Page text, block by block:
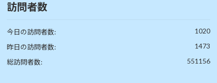
訪問者数
1020
今日の訪問者数:
1473
昨日の訪問者数:
551156
総訪問者数: